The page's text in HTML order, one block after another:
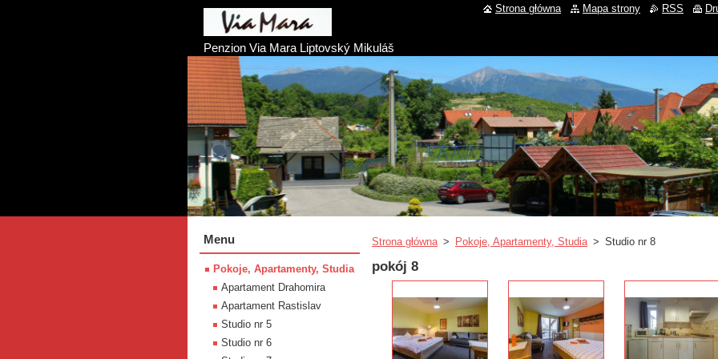
Penzion Via Mara Liptovský Mikuláš
Strona główna > Pokoje, Apartamenty, Studia > Studio nr 8
pokój 8
Menu
Pokoje, Apartamenty, Studia
Apartament Drahomira
Apartament Rastislav
Studio nr 5
Studio nr 6
Strona główna Mapa strony RSS